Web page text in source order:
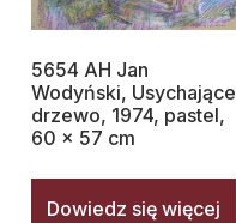
5654 AH Jan
Wodyński, Usychające
drzewo, 1974, pastel,
60 x 57 cm
Dowiedz się więcej